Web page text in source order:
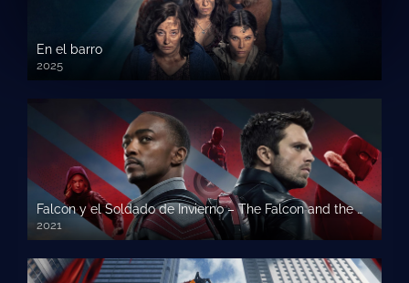
En el barro
2025
Falcon y el Soldado de Invierno – The Falcon and the Winter
2021